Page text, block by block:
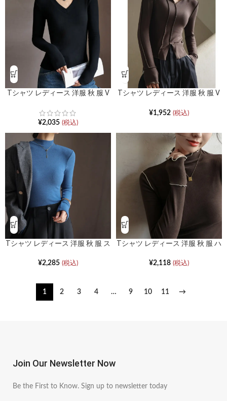
Tシャツ レディース 洋服 秋 服 V
¥2,035 (税込)
Tシャツ レディース 洋服 秋 服 V
¥1,952 (税込)
Tシャツ レディース 洋服 秋 服 ス
¥2,285 (税込)
Tシャツ レディース 洋服 秋 服 ハ
¥2,118 (税込)
1 2 3 4 … 9 10 11 →
Join Our Newsletter Now
Be the First to Know. Sign up to newsletter today